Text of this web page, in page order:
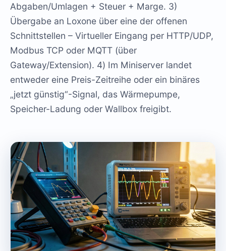
Abgaben/Umlagen + Steuer + Marge. 3)
Übergabe an Loxone über eine der offenen
Schnittstellen – Virtueller Eingang per HTTP/UDP,
Modbus TCP oder MQTT (über
Gateway/Extension). 4) Im Miniserver landet
entweder eine Preis-Zeitreihe oder ein binäres
„jetzt günstig“-Signal, das Wärmepumpe,
Speicher-Ladung oder Wallbox freigibt.